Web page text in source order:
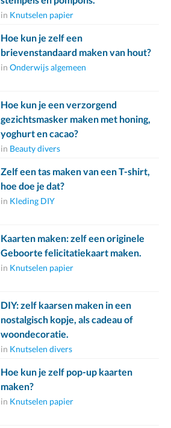
in Knutselen papier
Hoe kun je zelf een
brievenstandaard maken van hout?
in Onderwijs algemeen
Hoe kun je een verzorgend
gezichtsmasker maken met honing,
yoghurt en cacao?
in Beauty divers
Zelf een tas maken van een T-shirt,
hoe doe je dat?
in Kleding DIY
Kaarten maken: zelf een originele
Geboorte felicitatiekaart maken.
in Knutselen papier
DIY: zelf kaarsen maken in een
nostalgisch kopje, als cadeau of
woondecoratie.
in Knutselen divers
Hoe kun je zelf pop-up kaarten
maken?
in Knutselen papier